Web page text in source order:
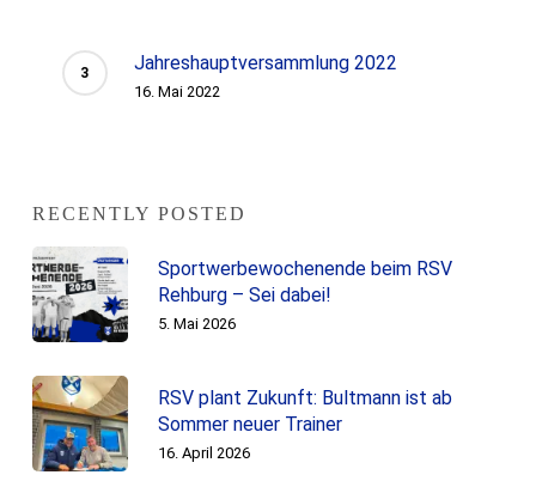
Jahreshauptversammlung 2022
16. Mai 2022
RECENTLY POSTED
Sportwerbewochenende beim RSV
Rehburg – Sei dabei!
5. Mai 2026
RSV plant Zukunft: Bultmann ist ab
Sommer neuer Trainer
16. April 2026